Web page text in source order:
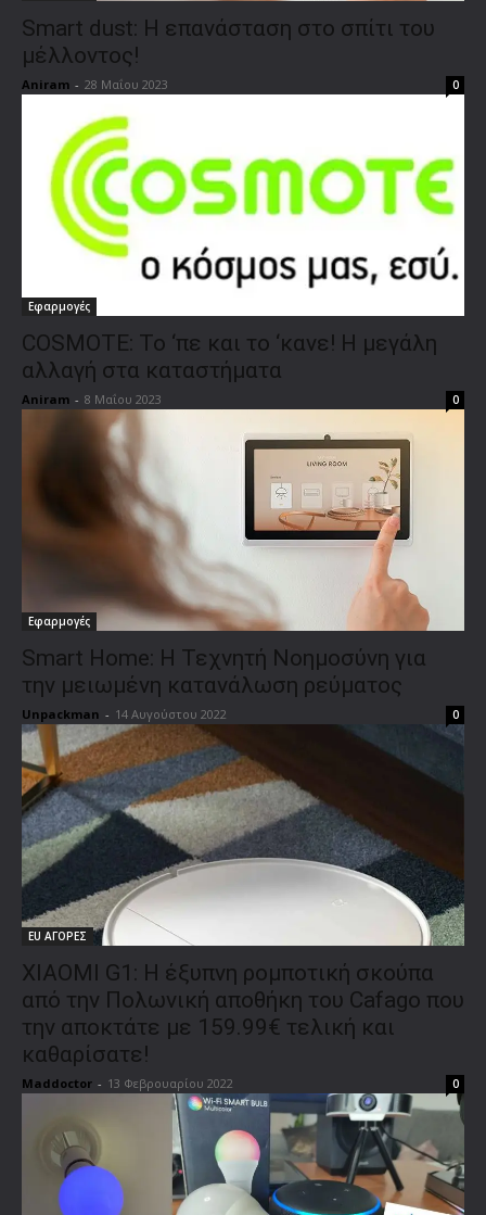
Smart dust: Η επανάσταση στο σπίτι του
μέλλοντος!
Aniram - 28 Μαΐου 2023 0
Εφαρμογές
COSMOTE: Το ‘πε και το ‘κανε! Η μεγάλη
αλλαγή στα καταστήματα
Aniram - 8 Μαΐου 2023 0
Εφαρμογές
Smart Home: Η Τεχνητή Νοημοσύνη για
την μειωμένη κατανάλωση ρεύματος
Unpackman - 14 Αυγούστου 2022 0
EU ΑΓΟΡΕΣ
XIAOMI G1: Η έξυπνη ρομποτική σκούπα
από την Πολωνική αποθήκη του Cafago που
την αποκτάτε με 159.99€ τελική και
καθαρίσατε!
Maddoctor - 13 Φεβρουαρίου 2022 0